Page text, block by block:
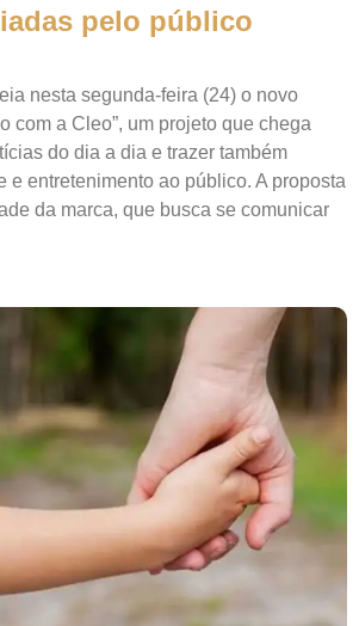
pelo público
nesta segunda-feira (24) o novo
com a Cleo”, um projeto que chega
do dia a dia e trazer também
e entretenimento ao público. A proposta
da marca, que busca se comunicar